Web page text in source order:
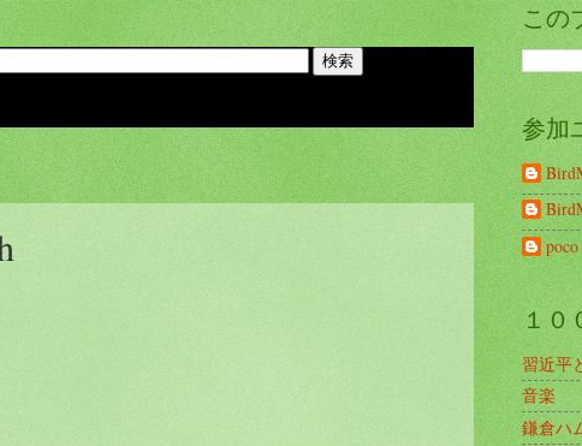
この
参加
poco
１０
習近平
音楽
鎌倉ハ